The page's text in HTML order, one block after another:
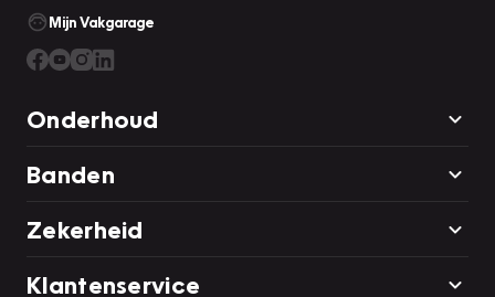
Mijn Vakgarage
Onderhoud
Banden
Zekerheid
Klantenservice